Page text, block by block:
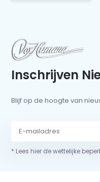
Inschrijven
Blijf op de hoogte van
* Lees hier de wettelijke